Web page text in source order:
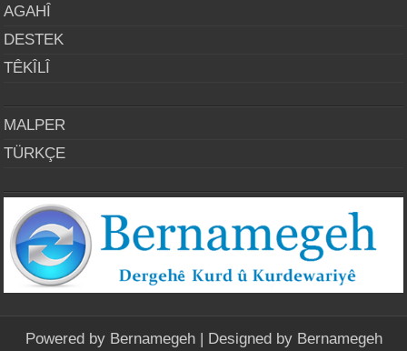
AGAHÎ
DESTEK
TÊKÎLÎ
MALPER
TÜRKÇE
Powered by Bernamegeh| Designed by Bernamegeh